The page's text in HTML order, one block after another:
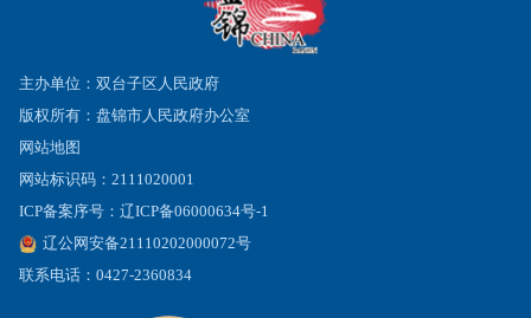
主办单位：双台子区人民政府
版权所有：盘锦市人民政府办公室
网站地图
网站标识码：2111020001
ICP备案序号：辽ICP备06000634号-1
辽公网安备21110202000072号
联系电话：0427-2360834